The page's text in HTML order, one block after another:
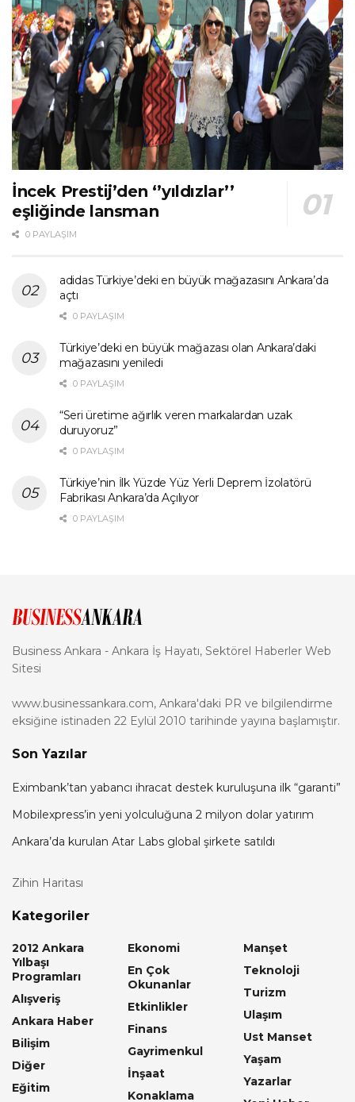
İncek Prestij’den ‘’yıldızlar’’
eşliğinde lansman
0 PAYLAŞIM
adidas Türkiye’deki en büyük mağazasını Ankara’da
açtı
0 PAYLAŞIM
Türkiye’deki en büyük mağazası olan Ankara’daki
mağazasını yeniledi
0 PAYLAŞIM
“Seri üretime ağırlık veren markalardan uzak
duruyoruz”
0 PAYLAŞIM
Türkiye’nin İlk Yüzde Yüz Yerli Deprem İzolatörü
Fabrikası Ankara’da Açılıyor
0 PAYLAŞIM
Business Ankara - Ankara İş Hayatı, Sektörel Haberler Web
Sitesi
www.businessankara.com, Ankara'daki PR ve bilgilendirme
eksiğine istinaden 22 Eylül 2010 tarihinde yayına başlamıştır.
Son Yazılar
Eximbank’tan yabancı ihracat destek kuruluşuna ilk “garanti”
Mobilexpress’in yeni yolculuğuna 2 milyon dolar yatırım
Ankara’da kurulan Atar Labs global şirkete satıldı
Zihin Haritası
Kategoriler
2012 Ankara
Yılbaşı
Programları
Alışveriş
Ankara Haber
Bilişim
Diğer
Eğitim
Ekonomi
En Çok
Okunanlar
Etkinlikler
Finans
Gayrimenkul
İnşaat
Konaklama
Manşet
Teknoloji
Turizm
Ulaşım
Ust Manset
Yaşam
Yazarlar